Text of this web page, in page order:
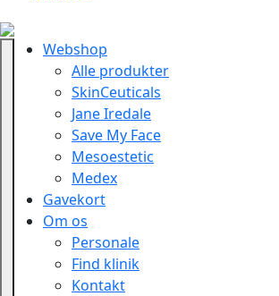
Webshop
Alle produkter
SkinCeuticals
Jane Iredale
Save My Face
Mesoestetic
Medex
Gavekort
Om os
Personale
Find klinik
Kontakt